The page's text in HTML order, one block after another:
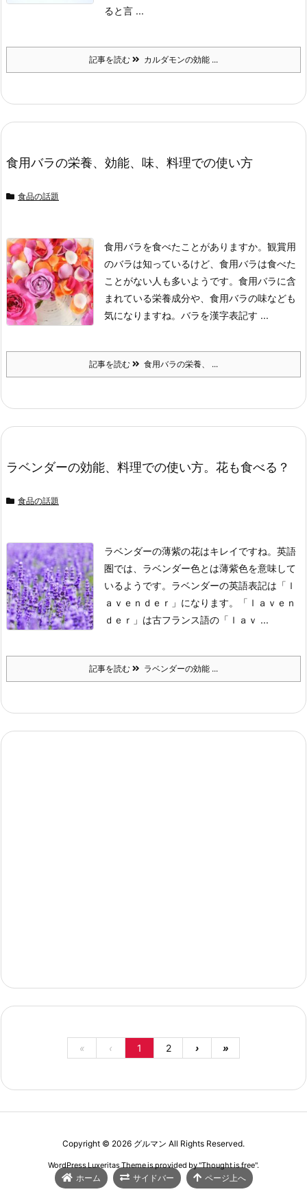
ると言 ...
記事を読む カルダモンの効能 ...
食用バラの栄養、効能、味、料理での使い方
食品の話題
食用バラを食べたことがありますか。 観賞用
のバラは知っているけど、食用バラは食べた
ことがない人も多いようです。 食用バラに含
まれている栄養成分や、食用バラの味なども
気になりますね。 バラを漢字表記す ...
記事を読む 食用バラの栄養、 ...
ラベンダーの効能、料理での使い方。花も食べる？
食品の話題
ラベンダーの薄紫の花はキレイですね。 英語
圏では、ラベンダー色とは薄紫色を意味して
いるようです。 ラベンダーの英語表記は「ｌ
ａｖｅｎｄｅｒ」になります。
「ｌａｖｅｎ
ｄｅｒ」は古フランス語の「ｌａｖ ...
記事を読む ラベンダーの効能 ...
« ‹ 1 2 › »
Copyright © 2026 グルマン All Rights Reserved.
WordPress Luxeritas Theme is provided by "Thought is free".
ホーム サイドバー ページ上へ